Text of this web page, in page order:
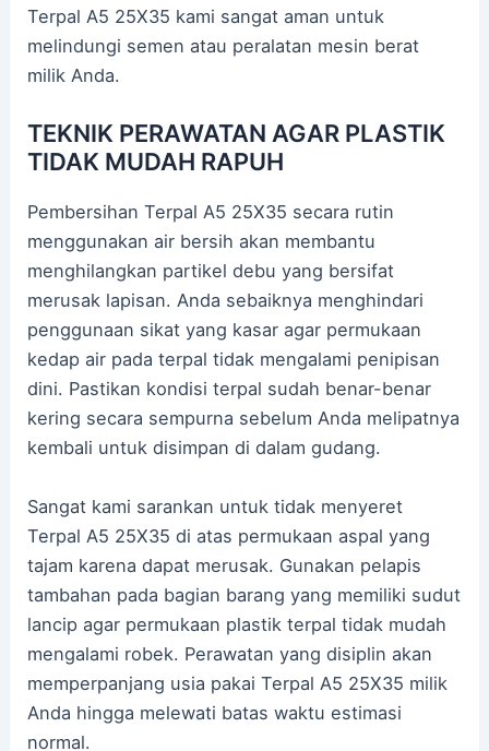
Terpal A5 25X35 kami sangat aman untuk
melindungi semen atau peralatan mesin berat
milik Anda.
TEKNIK PERAWATAN AGAR PLASTIK
TIDAK MUDAH RAPUH
Pembersihan Terpal A5 25X35 secara rutin
menggunakan air bersih akan membantu
menghilangkan partikel debu yang bersifat
merusak lapisan. Anda sebaiknya menghindari
penggunaan sikat yang kasar agar permukaan
kedap air pada terpal tidak mengalami penipisan
dini. Pastikan kondisi terpal sudah benar-benar
kering secara sempurna sebelum Anda melipatnya
kembali untuk disimpan di dalam gudang.
Sangat kami sarankan untuk tidak menyeret
Terpal A5 25X35 di atas permukaan aspal yang
tajam karena dapat merusak. Gunakan pelapis
tambahan pada bagian barang yang memiliki sudut
lancip agar permukaan plastik terpal tidak mudah
mengalami robek. Perawatan yang disiplin akan
memperpanjang usia pakai Terpal A5 25X35 milik
Anda hingga melewati batas waktu estimasi
normal.